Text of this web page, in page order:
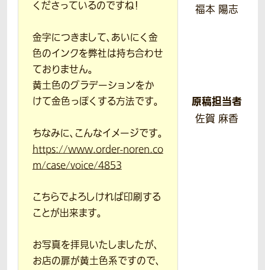
くださっているのですね！
金字につきまして、あいにく金
色のインクを弊社は持ち合わせ
ておりません。
黄土色のグラデーションをか
けて金色っぽくする方法です。
ちなみに、こんなイメージです。
https://www.order-noren.co
m/case/voice/4853
こちらでよろしければ印刷する
ことが出来ます。
お写真を拝見いたしましたが、
お店の扉が黄土色系ですので、
福本 陽志
原稿担当者
佐賀 麻香